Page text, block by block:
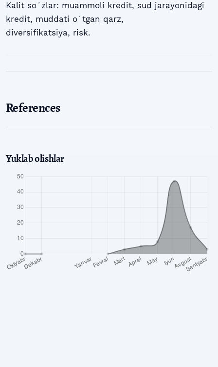
Kalit soʻzlar: muammoli kredit, sud jarayonidagi
kredit, muddati oʻtgan qarz,
diversifikatsiya, risk.
References
Yuklab olishlar